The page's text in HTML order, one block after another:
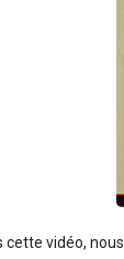
cette vidéo,